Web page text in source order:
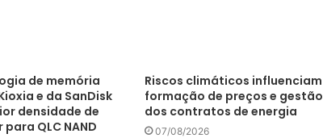
de memória
e da SanDisk
densidade de
QLC NAND
Riscos climáticos influenciam
formação de preços e gestão
dos contratos de energia
07/08/2026